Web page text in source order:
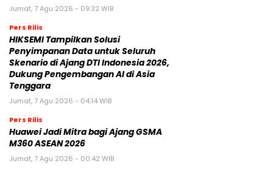
Jumat, 7 Agu 2026 - 09:32 WIB
Pers Rilis
HIKSEMI Tampilkan Solusi
Penyimpanan Data untuk Seluruh
Skenario di Ajang DTI Indonesia 2026,
Dukung Pengembangan AI di Asia
Tenggara
Jumat, 7 Agu 2026 - 04:14 WIB
Pers Rilis
Huawei Jadi Mitra bagi Ajang GSMA
M360 ASEAN 2026
Jumat, 7 Agu 2026 - 00:42 WIB